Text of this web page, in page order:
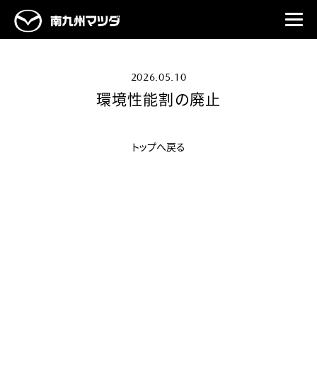
2026.05.10
環境性能割の廃止
トップへ戻る